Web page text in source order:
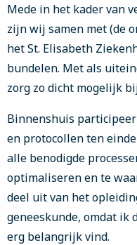
Mede in het kader van
zijn wij samen met (de
het St. Elisabeth
bundelen. Met als
zorg zo dicht mogelijk
Binnenshuis
en protocollen ten
alle benodigde
optimaliseren en te
deel uit van het
geneeskunde, omdat ik
erg belangrijk vind.